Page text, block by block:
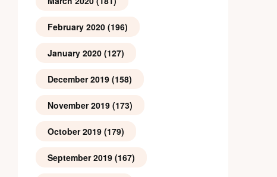
February 2020(196)
January 2020(127)
December 2019(158)
November 2019(173)
October 2019(179)
September 2019(167)